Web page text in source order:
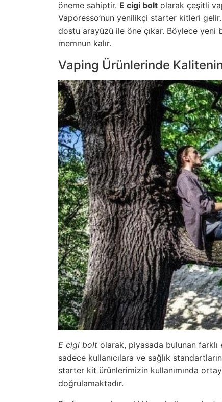
öneme sahiptir. E cigi bolt olarak çeşitli
Vaporesso’nun yenilikçi starter kitleri
dostu arayüzü ile öne çıkar. Böylece yeni
memnun kalır.
Vaping Ürünlerinde
E cigi bolt olarak, piyasada bulunan
sadece kullanıcılara ve sağlık
starter kit ürünlerimizin kullanımında
doğrulamaktadır.